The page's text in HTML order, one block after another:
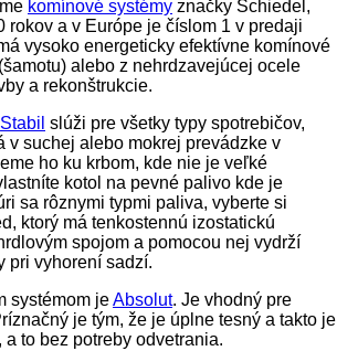
komínové systémy značky Schiedel,
rokov a v Európe je číslom 1 v predaji
vysoko energeticky efektívne komínové
alebo z nehrdzavejúcej ocele
a rekonštrukcie.
Stabil slúži pre všetky typy spotrebičov,
v suchej alebo mokrej prevádzke v
ho ku krbom, kde nie je veľké
kotol na pevné palivo kde je
sa rôznymi typmi paliva, vyberte si
ktorý má tenkostennú izostatickú
spojom a pomocou nej vydrží
pri vyhorení sadzí.
systémom jeAbsolut. Je vhodný pre
je tým, že je úplne tesný a takto je
to bez potreby odvetrania.